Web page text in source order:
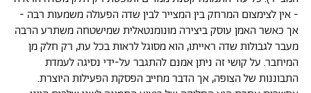
- אין לצימצום המרחק בין המצייר לבין שדה הפעולה משמעות רבה -
אך כאשר האמן עוסק ביצירה מונומנטאלית שמישטחה משתרע הרבה
מעבר לגבולות שדה ראייתו, הוא מסוגל לראות בכל עת, רק חלק מן
המיחבר. על קושי זה ניתן אמנם להתגבר על-ידי נסיגה לעמדת
התבוננות של הצופה, אך הדבר מחייב הפסקת הפעילות היוצרת.